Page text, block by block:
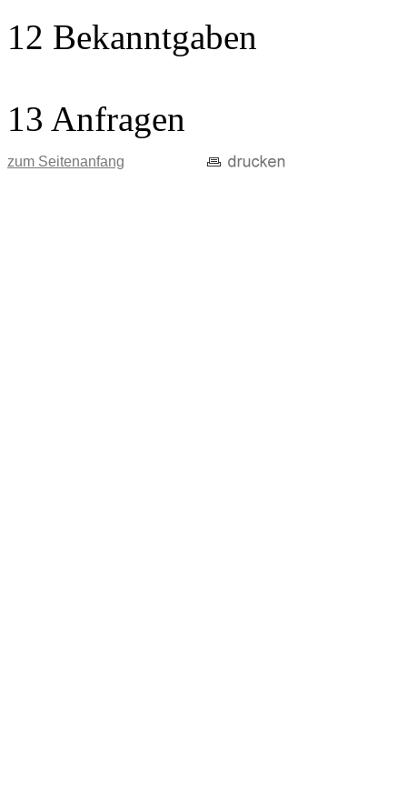
12 Bekanntgaben
13 Anfragen
zum Seitenanfang